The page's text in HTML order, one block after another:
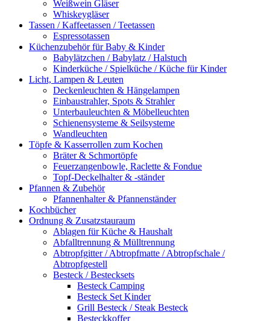
Weißwein Gläser
Whiskeygläser
Tassen / Kaffeetassen / Teetassen
Espressotassen
Küchenzubehör für Baby & Kinder
Babylätzchen / Babylatz / Halstuch
Kinderküche / Spielküche / Küche für Kinder
Licht, Lampen & Leuten
Deckenleuchten & Hängelampen
Einbaustrahler, Spots & Strahler
Unterbauleuchten & Möbelleuchten
Schienensysteme & Seilsysteme
Wandleuchten
Töpfe & Kasserrollen zum Kochen
Bräter & Schmortöpfe
Feuerzangenbowle, Raclette & Fondue
Topf-Deckelhalter & -ständer
Pfannen & Zubehör
Pfannenhalter & Pfannenständer
Kochbücher
Ordnung & Zusatzstauraum
Ablagen für Küche & Haushalt
Abfalltrennung & Mülltrennung
Abtropfgitter / Abtropfmatte / Abtropfschale /
Abtropfgestell
Besteck / Bestecksets
Besteck Camping
Besteck Set Kinder
Grill Besteck / Steak Besteck
Besteckkoffer